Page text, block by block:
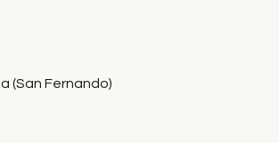
(San Fernando)